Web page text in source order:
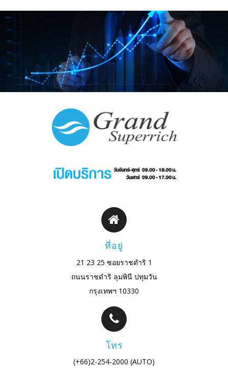
ที่อยู่
21 23 25 ซอยราชดำริ 1
ถนนราชดำริ ลุมพินี ปทุมวัน
กรุงเทพฯ 10330
โทร
(+66)2-254-2000 (AUTO)